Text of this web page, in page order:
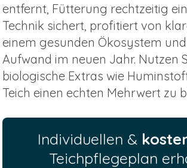
entfernt, Fütterung rechtzeitig
Technik sichert, profitiert von
einem gesunden Ökosystem
Aufwand im neuen Jahr. Nutzen
biologische Extras wie
Teich einen echten Mehrwert zu
Individuellen &
Teichpflegeplan